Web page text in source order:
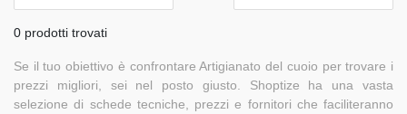
0 prodotti trovati
Se il tuo obiettivo è confrontare Artigianato del cuoio per trovare i
prezzi migliori, sei nel posto giusto. Shoptize ha una vasta
selezione di schede tecniche, prezzi e fornitori che faciliteranno